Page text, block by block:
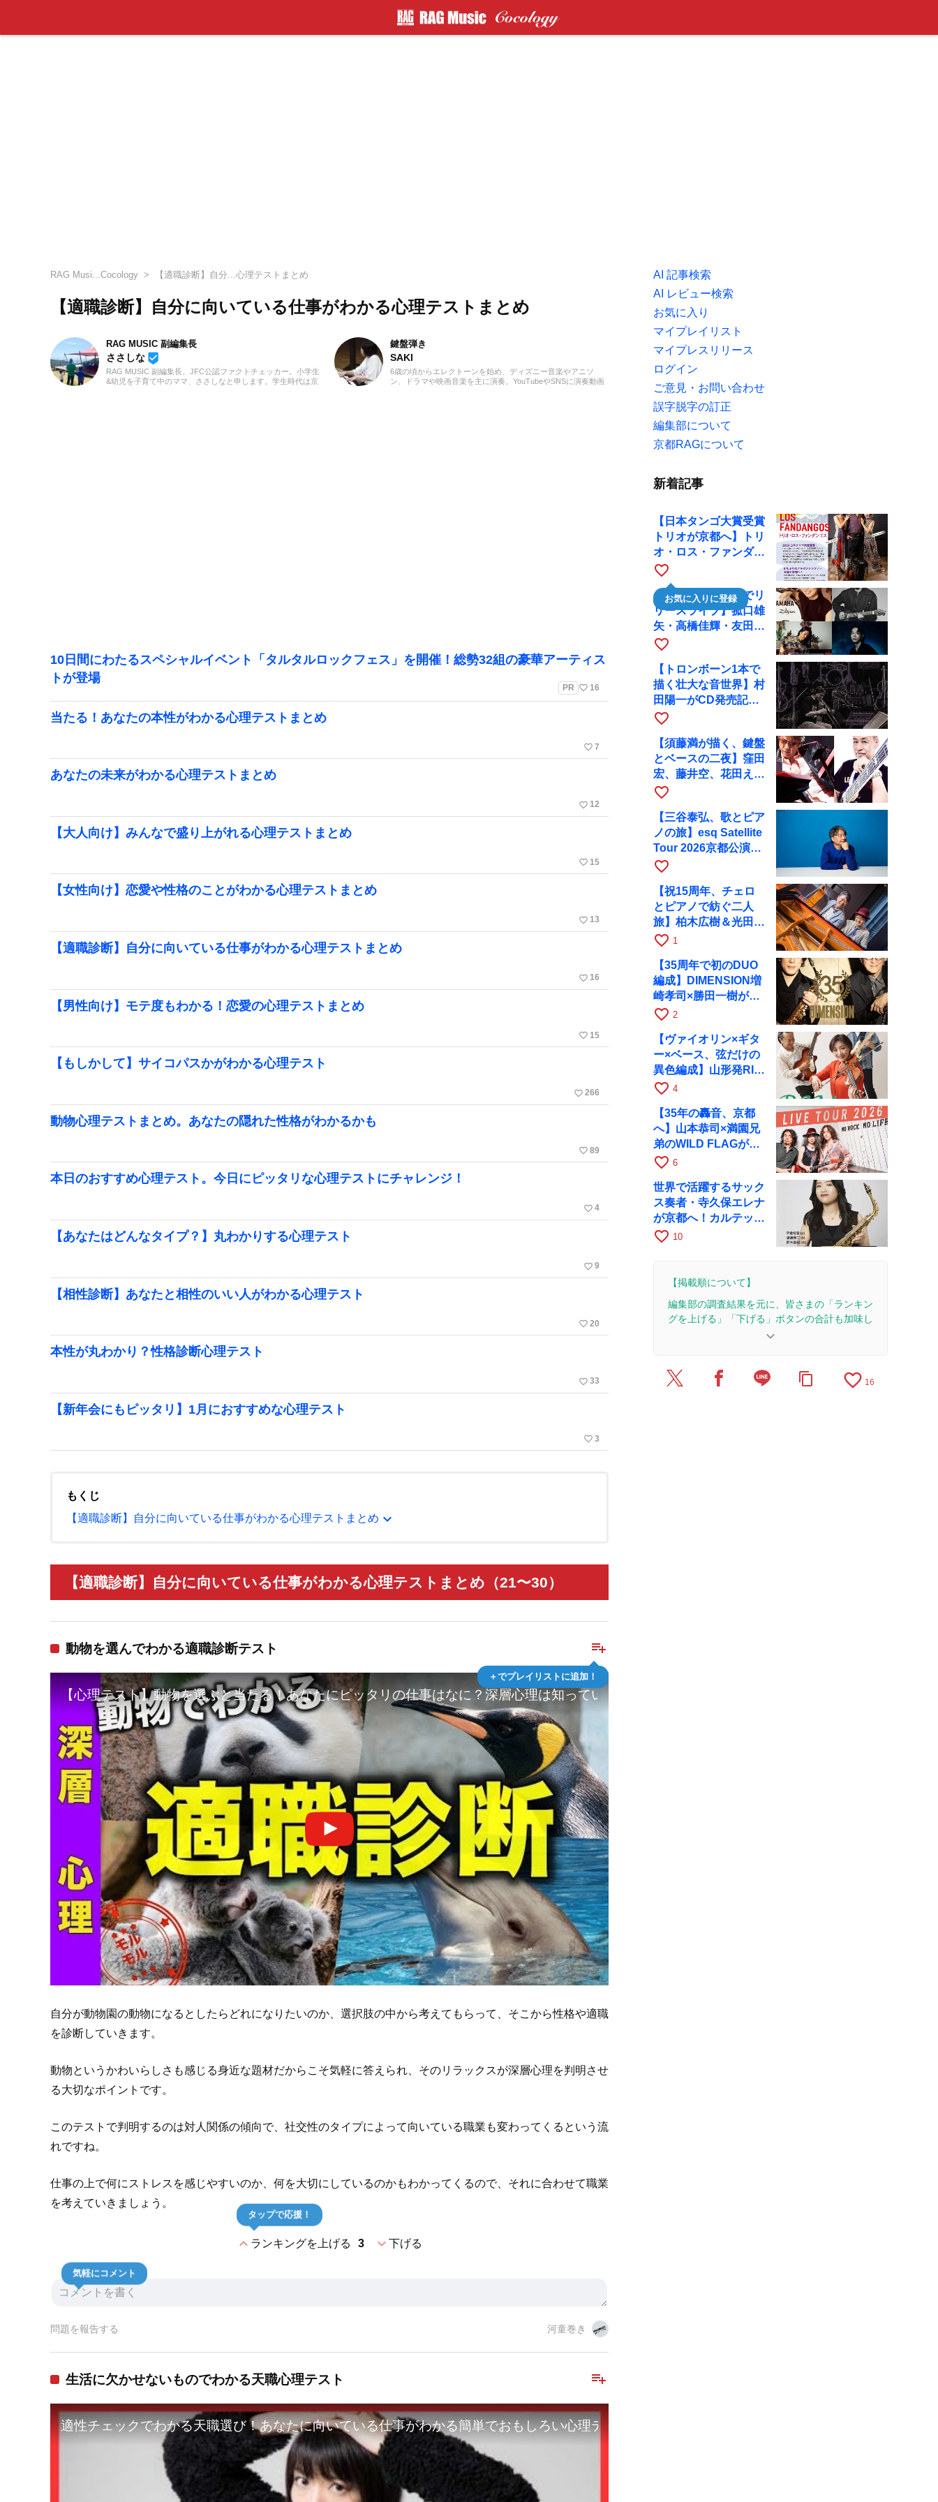
RAG Musi...Cocology 【適職診断】自分...心理テストまとめ
【適職診断】自分に向いている仕事がわかる心理テストまとめ
RAG MUSIC 副編集長
ささしな beenhere
RAG MUSIC 副編集長。JFC公認ファクトチェッカー。小学生
&幼児を子育て中のママ、ささしなと申します。学生時代は京
鍵盤弾き
SAKI
6歳の頃からエレクトーンを始め、ディズニー音楽やアニソ
ン、ドラマや映画音楽を主に演奏。YouTubeやSNSに演奏動画
10日間にわたるスペシャルイベント「タルタルロックフェス」を開催！総勢32組の豪華アーティス
トが登場
PR favorite_border 16
当たる！あなたの本性がわかる心理テストまとめ
favorite_border 7
あなたの未来がわかる心理テストまとめ
favorite_border 12
【大人向け】みんなで盛り上がれる心理テストまとめ
favorite_border 15
【女性向け】恋愛や性格のことがわかる心理テストまとめ
favorite_border 13
【適職診断】自分に向いている仕事がわかる心理テストまとめ
favorite_border 16
【男性向け】モテ度もわかる！恋愛の心理テストまとめ
favorite_border 15
【もしかして】サイコパスかがわかる心理テスト
favorite_border 266
動物心理テストまとめ。あなたの隠れた性格がわかるかも
favorite_border 89
本日のおすすめ心理テスト。今日にピッタリな心理テストにチャレンジ！
favorite_border 4
【あなたはどんなタイプ？】丸わかりする心理テスト
favorite_border 9
【相性診断】あなたと相性のいい人がわかる心理テスト
favorite_border 20
本性が丸わかり？性格診断心理テスト
favorite_border 33
【新年会にもピッタリ】1月におすすめな心理テスト
favorite_border 3
もくじ
【適職診断】自分に向いている仕事がわかる心理テストまとめ expand_more
【適職診断】自分に向いている仕事がわかる心理テストまとめ（21〜30）
playlist_add
＋でプレイリストに追加！
動物を選んでわかる適職診断テスト
【心理テスト】動物を選ぶと当たる！あなたにピッタリの仕事はなに？深層心理は知っている！？《適職診断》
自分が動物園の動物になるとしたらどれになりたいのか、選択肢の中から考えてもらって、そこから性格や適職
を診断していきます。
動物というかわいらしさも感じる身近な題材だからこそ気軽に答えられ、そのリラックスが深層心理を判明させ
る大切なポイントです。
このテストで判明するのは対人関係の傾向で、社交性のタイプによって向いている職業も変わってくるという流
れですね。
仕事の上で何にストレスを感じやすいのか、何を大切にしているのかもわかってくるので、それに合わせて職業
を考えていきましょう。
expand_lessランキングを上げる 3
タップで応援！
expand_more下げる
気軽にコメント
河童巻き
問題を報告する
playlist_add
生活に欠かせないものでわかる天職心理テスト
適性チェックでわかる天職選び！あなたに向いている仕事がわかる簡単でおもしろい心理テスト 相互登録
AI 記事検索
AI レビュー検索
お気に入り
マイプレイリスト
マイプレスリリース
ログイン
ご意見・お問い合わせ
誤字脱字の訂正
編集部について
京都RAGについて
新着記事
【日本タンゴ大賞受賞
トリオが京都へ】トリ
オ・ロス・ファンダン
ゴスが10月9日にRAG
で公演
favorite_border
お気に入りに登録
【川口千里、京都でリ
リースライブ】菰口雄
矢・高橋佳輝・友田ジ
ュンと9月28日にRAG
favorite_border
【トロンボーン1本で
描く壮大な音世界】村
田陽一がCD発売記念
ツアーで9月4日に京
favorite_border
【須藤満が描く、鍵盤
とベースの二夜】窪田
宏、藤井空、花田えみ
と京都RAGで共演
favorite_border
【三谷泰弘、歌とピア
ノの旅】esq Satellite
Tour 2026京都公演を
10月に開催
favorite_border
【祝15周年、チェロ
とピアノで紡ぐ二人
旅】柏木広樹＆光田健
一が11月12日に京都
favorite_border 1
【35周年で初のDUO
編成】DIMENSION増
崎孝司×勝田一樹が10
月11日に京都RAGへ
favorite_border 2
【ヴァイオリン×ギタ
ー×ベース、弦だけの
異色編成】山形発RIM
が初全国ツアーで8月
favorite_border 4
【35年の轟音、京都
へ】山本恭司×満園兄
弟のWILD FLAGが8
月6日にRAGでライブ
favorite_border 6
世界で活躍するサック
ス奏者・寺久保エレナ
が京都へ！カルテッ
ト・ツアー京都公演を
favorite_border 10
【掲載順について】
編集部の調査結果を元に、皆さまの「ランキン
グを上げる」「下げる」ボタンの合計も加味し
2025/2/20：記事全体をアップデートしました。
2024/10/17：15本のレビューを追加・更新して、
keyboard_arrow_down
content_copy favorite_border 16